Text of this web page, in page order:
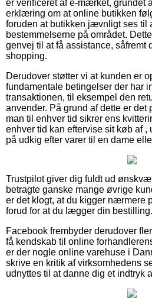
er verificeret af e-mærket, grundet
erklæring om at online butikken
foruden at butikken jævnligt ses til
bestemmelserne på området.
genvej til at få assistance, såfremt
shopping.
Derudover støtter vi at kunden er
fundamentale betingelser der har
transaktionen, til eksempel den
anvender. På grund af dette er det
man til enhver tid sikrer ens
enhver tid kan eftervise sit køb af ,
på udkig efter varer til en dame
Trustpilot giver dig fuldt ud
betragte ganske mange øvrige
er det klogt, at du kigger nærmere
forud for at du lægger din bestilling.
Facebook frembyder derudover
få kendskab til online
er der nogle online varehuse i
skrive en kritik af virksomhedens
udnyttes til at danne dig et indtryk